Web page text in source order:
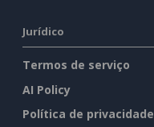
Jurídico
Termos de serviço
AI Policy
Política de privacidade